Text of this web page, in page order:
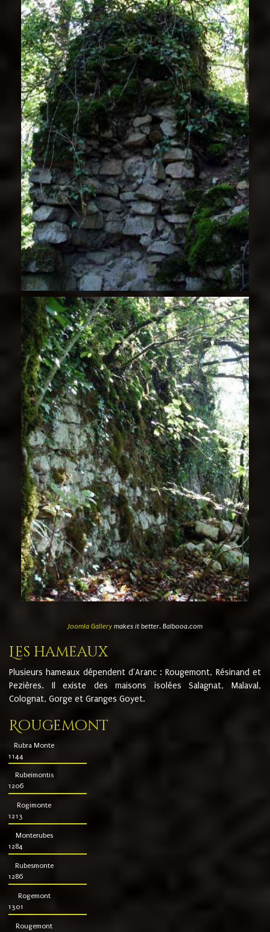
Joomla Gallerymakes it better. Balbooa.com
Les hameaux
Plusieurs hameaux dépendent d'Aranc : Rougemont, Résinand et
Pezières. Il existe des maisons isolées Salagnat, Malaval,
Colognat, Gorge et Granges Goyet.
Rougemont
Rubra Monte
1144
Rubeimontis
1206
Rogimonte
1213
Monterubes
1284
Rubesmonte
1286
Rogemont
1301
Rougemont